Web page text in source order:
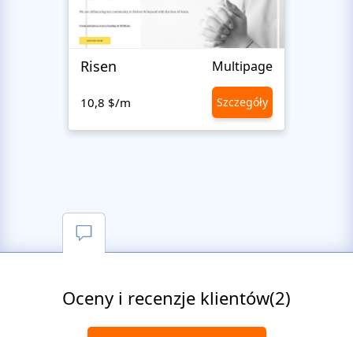
Risen Multipage
10,8 $/m Szczegóły
Oceny i recenzje klientów(2)